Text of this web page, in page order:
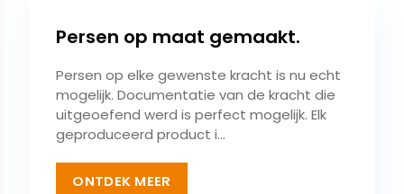
Persen op maat gemaakt.
Persen op elke gewenste kracht is nu echt
mogelijk. Documentatie van de kracht die
uitgeoefend werd is perfect mogelijk. Elk
geproduceerd product i...
ONTDEK MEER